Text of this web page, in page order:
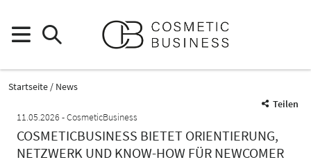
Startseite
News
Teilen
11.05.2026
CosmeticBusiness
COSMETICBUSINESS BIETET ORIENTIERUNG,
NETZWERK UND KNOW-HOW FÜR NEWCOMER